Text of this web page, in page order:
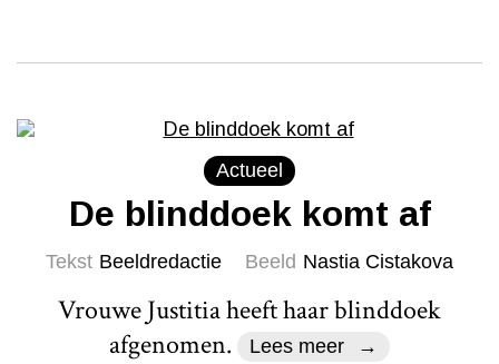
Actueel
De blinddoek komt af
Tekst Beeldredactie Beeld Nastia Cistakova
Vrouwe Justitia heeft haar blinddoek
afgenomen.
Lees meer